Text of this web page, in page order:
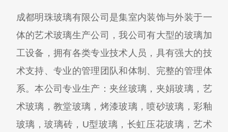
成都明珠玻璃有限公司是集室内装饰与外装于一
体的艺术玻璃生产公司，我公司有大型的玻璃加
工设备，拥有各类专业技术人员，具有强大的技
术支持、专业的管理团队和体制、完整的管理体
系。本公司专业生产：夹丝玻璃，夹娟玻璃，艺
术玻璃，教堂玻璃，烤漆玻璃，喷砂玻璃，彩釉
玻璃，玻璃砖，U型玻璃，长虹压花玻璃，艺术